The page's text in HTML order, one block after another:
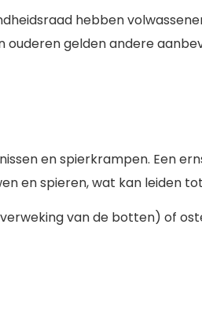
hebben
ouderen gelden andere
en spierkrampen. Een
en spieren, wat kan leiden
van de botten) of